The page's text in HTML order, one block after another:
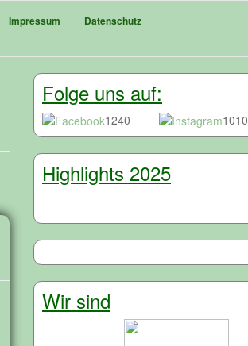
Impressum Datenschutz
Folge uns auf:
1240 1010
Highlights 2025
Wir sind